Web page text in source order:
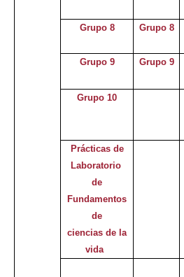
Grupo 8
Grupo 8
Grupo 9
Grupo 9
Grupo 10
Prácticas de
Laboratorio
de
Fundamentos
de
ciencias de la
vida